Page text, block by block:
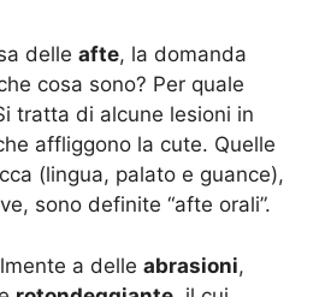
delle afte, la domanda
cosa sono? Per quale
tratta di alcune lesioni in
affliggono la cute. Quelle
(lingua, palato e guance),
sono definite “afte orali”.
a delle abrasioni,